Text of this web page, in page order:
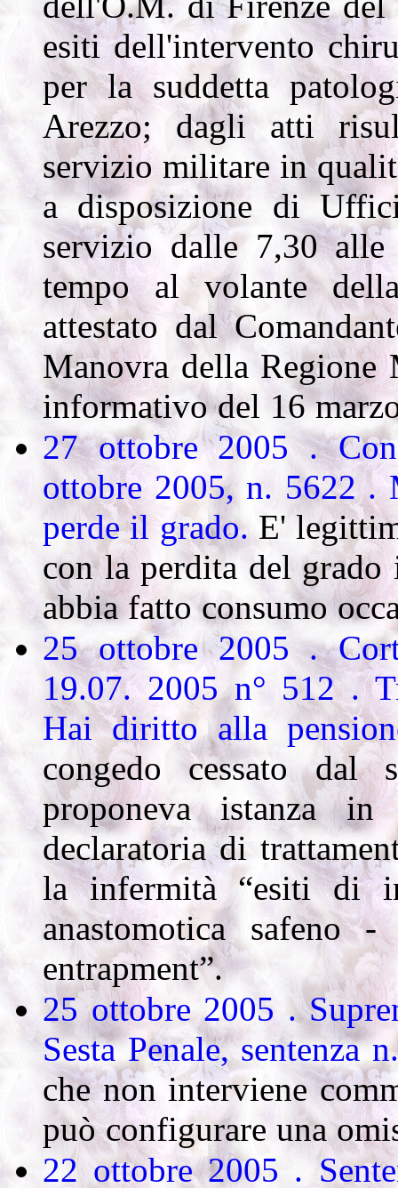
esiti dell'intervento
per la suddetta
Arezzo; dagli atti
servizio militare in
a disposizione di
servizio dalle 7,30 alle
tempo al volante
attestato dal
Manovra della
informativo del 16
27 ottobre 2005 .
ottobre 2005, n. 5622 .
perde il grado.E'
con la perdita del
abbia fatto consumo
25 ottobre 2005 .
19.07. 2005 n° 512 .
Hai diritto alla
congedo cessato
proponeva istanza
declaratoria di
la infermità “esiti di
anastomotica safeno
entrapment”.
25 ottobre 2005 .
Sesta Penale, sentenza
che non interviene
può configurare una
22 ottobre 2005 .